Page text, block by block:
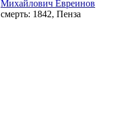
Михайлович Евреинов
смерть: 1842, Пенза